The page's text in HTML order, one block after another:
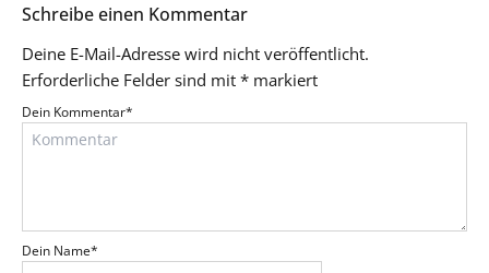
Schreibe einen Kommentar
Deine E-Mail-Adresse wird nicht veröffentlicht.
Erforderliche Felder sind mit * markiert
Dein Kommentar*
Dein Name*